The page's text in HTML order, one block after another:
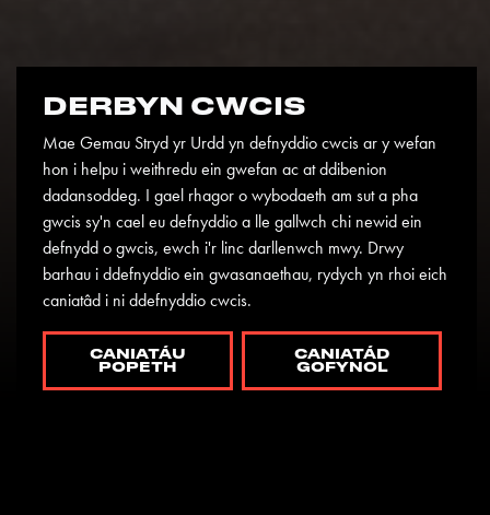
DERBYN CWCIS
Mae Gemau Stryd yr Urdd yn defnyddio cwcis ar y wefan
hon i helpu i weithredu ein gwefan ac at ddibenion
dadansoddeg. I gael rhagor o wybodaeth am sut a pha
gwcis sy'n cael eu defnyddio a lle gallwch chi newid ein
defnydd o gwcis, ewch i'r linc darllenwch mwy. Drwy
barhau i ddefnyddio ein gwasanaethau, rydych yn rhoi eich
caniatâd i ni ddefnyddio cwcis.
CANIATÁU
POPETH
CANIATÁD
GOFYNOL